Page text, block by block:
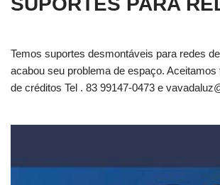
Temos suportes desmontáveis para redes
acabou seu problema de espaço.
de créditos Tel . 83 99147-0473 e